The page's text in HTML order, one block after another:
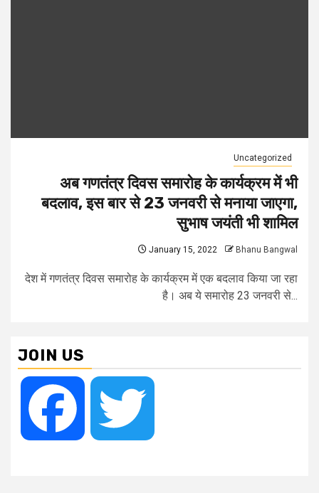
Uncategorized
अब गणतंत्र दिवस समारोह के कार्यक्रम में भी
बदलाव, इस बार से 23 जनवरी से मनाया जाएगा,
सुभाष जयंती भी शामिल
January 15, 2022 Bhanu Bangwal
देश में गणतंत्र दिवस समारोह के कार्यक्रम में एक बदलाव किया जा रहा
है। अब ये समारोह 23 जनवरी से...
JOIN US
Facebook